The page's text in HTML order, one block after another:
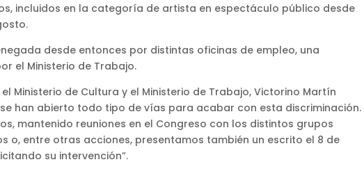
incluidos en la categoría de artista en espectáculo público desde
desde entonces por distintas oficinas de empleo, una
el Ministerio de Trabajo.
Ministerio de Cultura y el Ministerio de Trabajo, Victorino Martín
se han abierto todo tipo de vías para acabar con esta discriminación.
mantenido reuniones en el Congreso con los distintos grupos
o, entre otras acciones, presentamos también un escrito el 8 de
su intervención”.